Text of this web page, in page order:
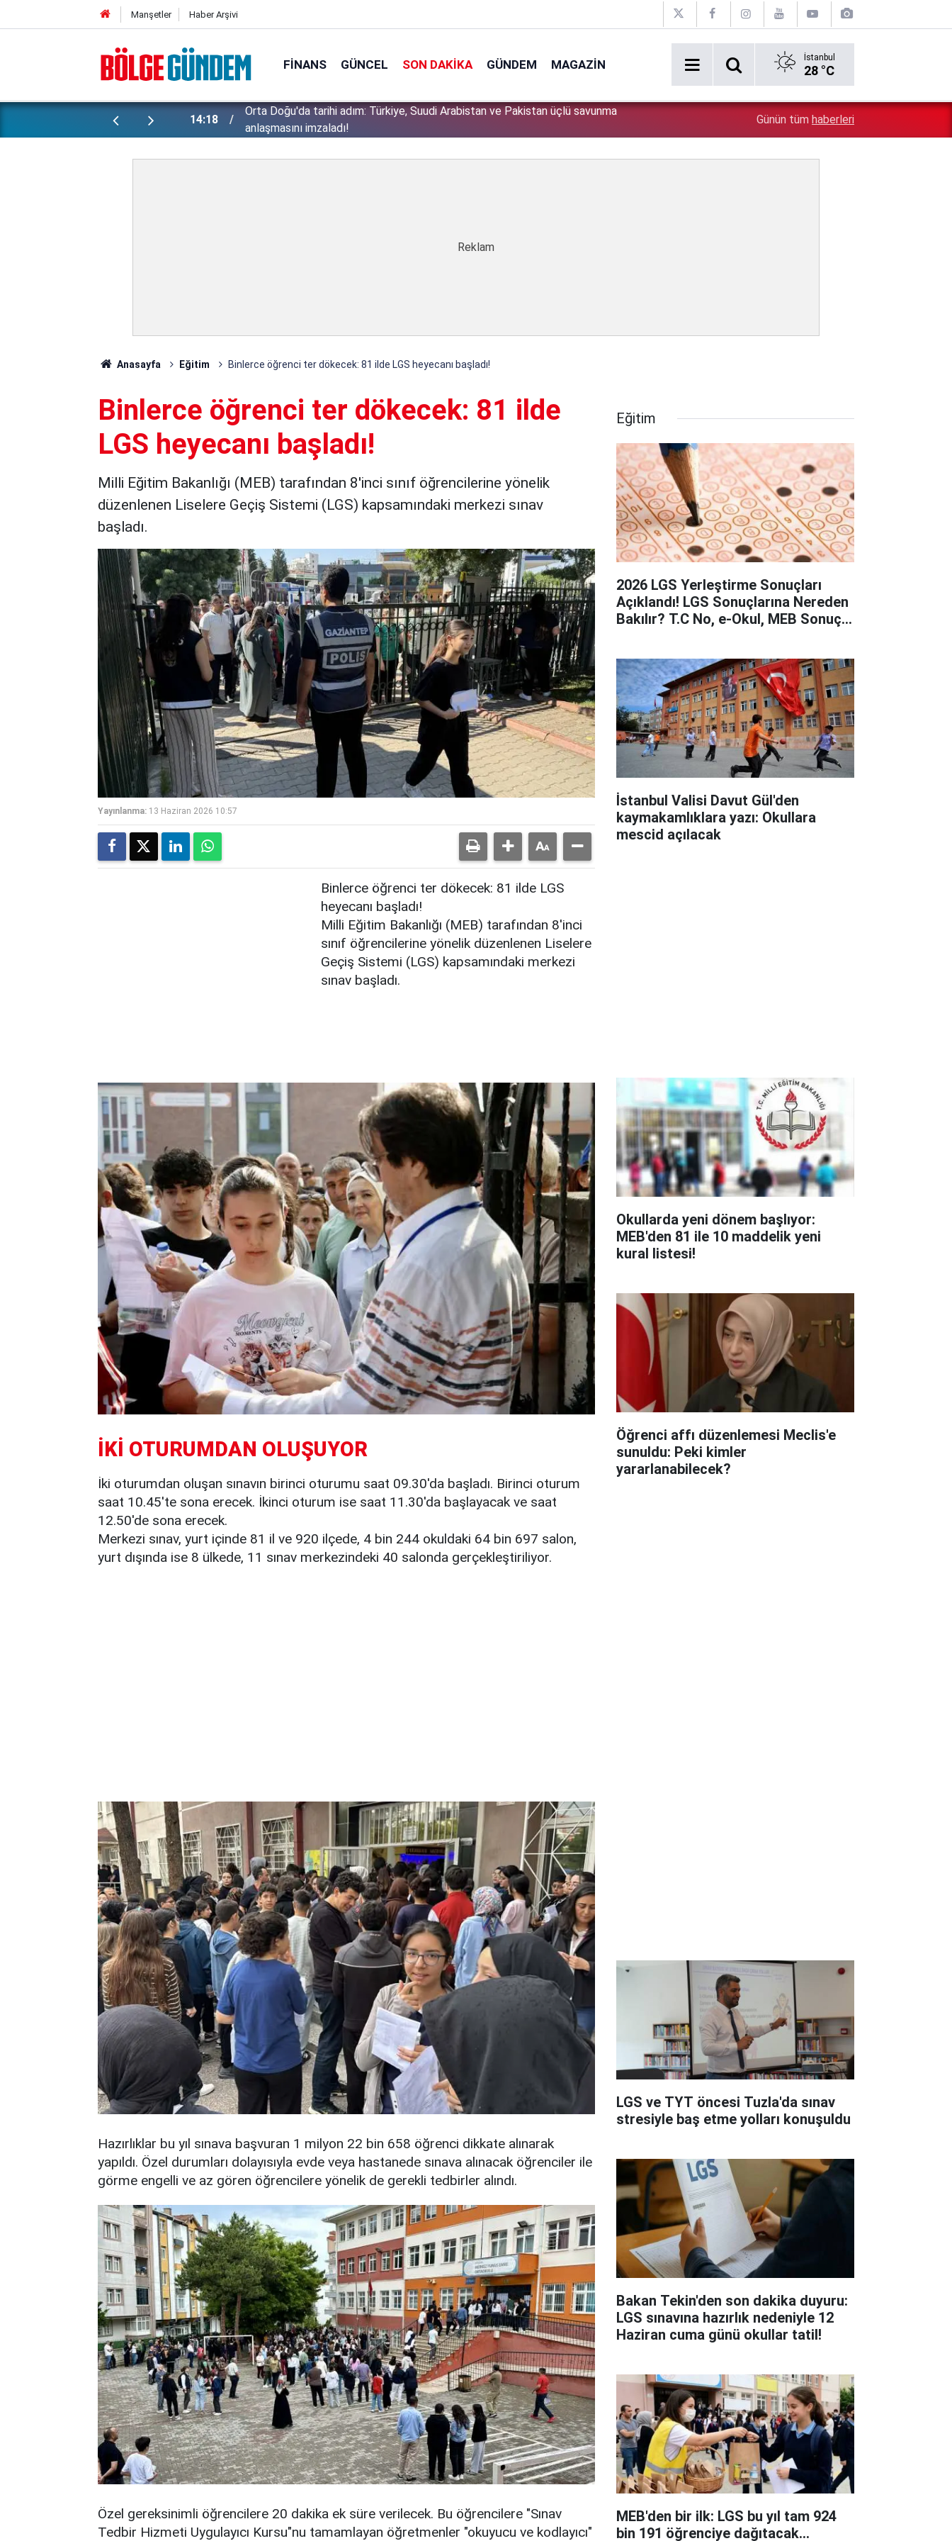
Manşetler Haber Arşivi
FINANS GÜNCEL SON DAKIKA GÜNDEM MAGAZIN İstanbul
28 °C
Arabistan ve Pakistan üçlü savunma
12:50
Ahbap Derneği kapatılıyor mu? Fesih için dava açıldı, derneğe yönetim
kayyumu atandı
Böcek ilacı bir aileyi daha felakete götürdü: Küçük
Günün tüm haberleri
Anasayfa Eğitim Binlerce öğrenci ter dökecek: 81 ilde LGS heyecanı başladı!
Binlerce öğrenci ter dökecek: 81 ilde
LGS heyecanı başladı!
Milli Eğitim Bakanlığı (MEB) tarafından 8'inci sınıf öğrencilerine yönelik
düzenlenen Liselere Geçiş Sistemi (LGS) kapsamındaki merkezi sınav
başladı.
Yayınlanma: 13 Haziran 2026 10:57
Binlerce öğrenci ter dökecek: 81 ilde LGS
heyecanı başladı!
Milli Eğitim Bakanlığı (MEB) tarafından 8'inci
sınıf öğrencilerine yönelik düzenlenen Liselere
Geçiş Sistemi (LGS) kapsamındaki merkezi
sınav başladı.
İKİ OTURUMDAN OLUŞUYOR
İki oturumdan oluşan sınavın birinci oturumu saat 09.30'da başladı. Birinci oturum
saat 10.45'te sona erecek. İkinci oturum ise saat 11.30'da başlayacak ve saat
12.50'de sona erecek.
Merkezi sınav, yurt içinde 81 il ve 920 ilçede, 4 bin 244 okuldaki 64 bin 697 salon,
yurt dışında ise 8 ülkede, 11 sınav merkezindeki 40 salonda gerçekleştiriliyor.
Hazırlıklar bu yıl sınava başvuran 1 milyon 22 bin 658 öğrenci dikkate alınarak
yapıldı. Özel durumları dolayısıyla evde veya hastanede sınava alınacak öğrenciler ile
görme engelli ve az gören öğrencilere yönelik de gerekli tedbirler alındı.
Özel gereksinimli öğrencilere 20 dakika ek süre verilecek. Bu öğrencilere "Sınav
Tedbir Hizmeti Uygulayıcı Kursu"nu tamamlayan öğretmenler "okuyucu ve kodlayıcı"
Eğitim
2026 LGS Yerleştirme Sonuçları
Açıklandı! LGS Sonuçlarına Nereden
Bakılır? T.C No, e-Okul, MEB Sonuç
İstanbul Valisi Davut Gül'den
kaymakamlıklara yazı: Okullara
mescid açılacak
Okullarda yeni dönem başlıyor:
MEB'den 81 ile 10 maddelik yeni
kural listesi!
Öğrenci affı düzenlemesi Meclis'e
sunuldu: Peki kimler
yararlanabilecek?
LGS ve TYT öncesi Tuzla'da sınav
stresiyle baş etme yolları konuşuldu
Bakan Tekin'den son dakika duyuru:
LGS sınavına hazırlık nedeniyle 12
Haziran cuma günü okullar tatil!
MEB'den bir ilk: LGS bu yıl tam 924
bin 191 öğrenciye dağıtacak...